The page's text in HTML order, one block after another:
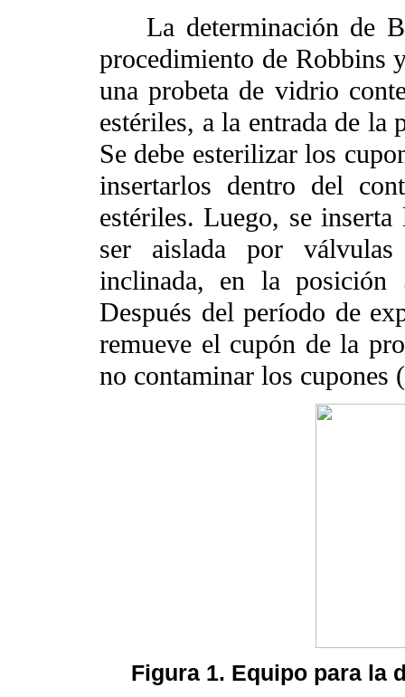
La determinación de
procedimiento de Robbins
una probeta de vidrio
estériles, a la entrada de la
Se debe esterilizar los
insertarlos dentro del
estériles. Luego, se
ser aislada por
inclinada, en la
Después del período de
remueve el cupón de la
no contaminar los cupones (
Figura 1. Equipo para la